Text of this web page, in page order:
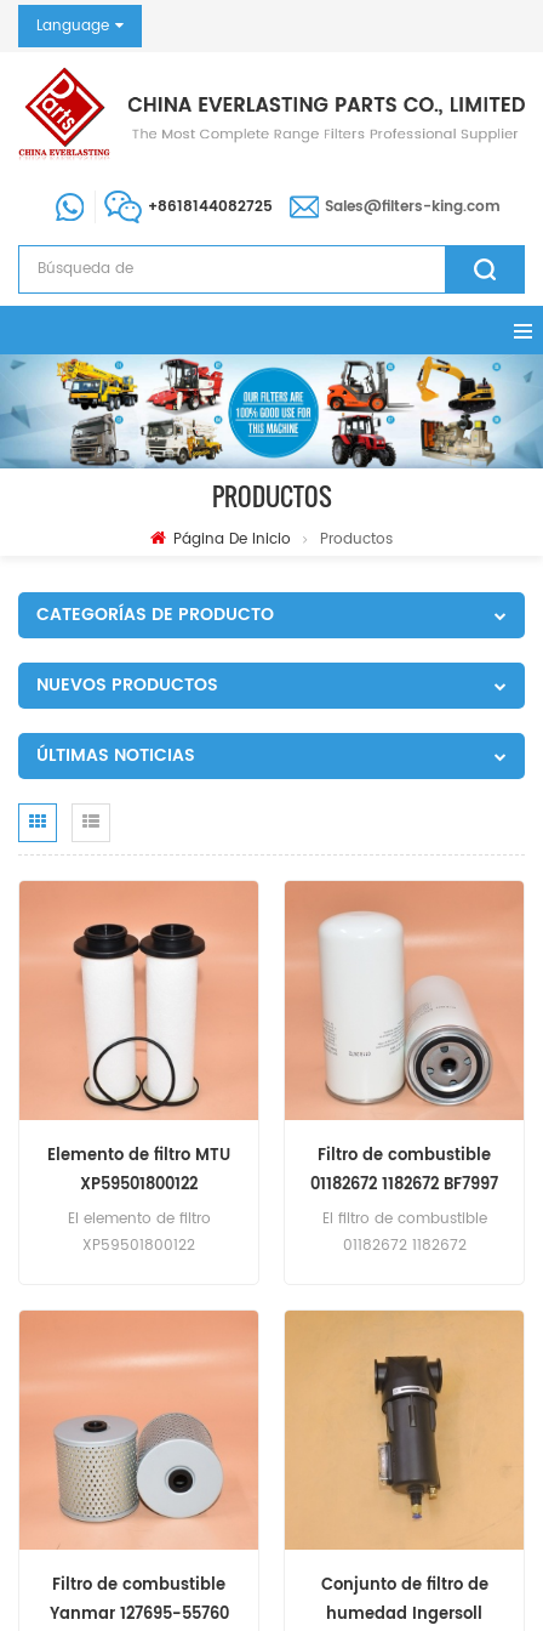
Language
+8618144082725 Sales@filters-king.com
PRODUCTOS
Página De Inicio Productos
CATEGORÍAS DE PRODUCTO
NUEVOS PRODUCTOS
ÚLTIMAS NOTICIAS
Elemento de filtro MTU
XP59501800122
XP59501800123
El elemento de filtro
XP59501800122
Filtro de combustible
01182672 1182672 BF7997
P502536 WDK962/1
FF5702
El filtro de combustible
01182672 1182672
Fendt; Equipo Volvo.
Filtro de combustible
Yanmar 127695-55760
Conjunto de filtro de
humedad Ingersoll